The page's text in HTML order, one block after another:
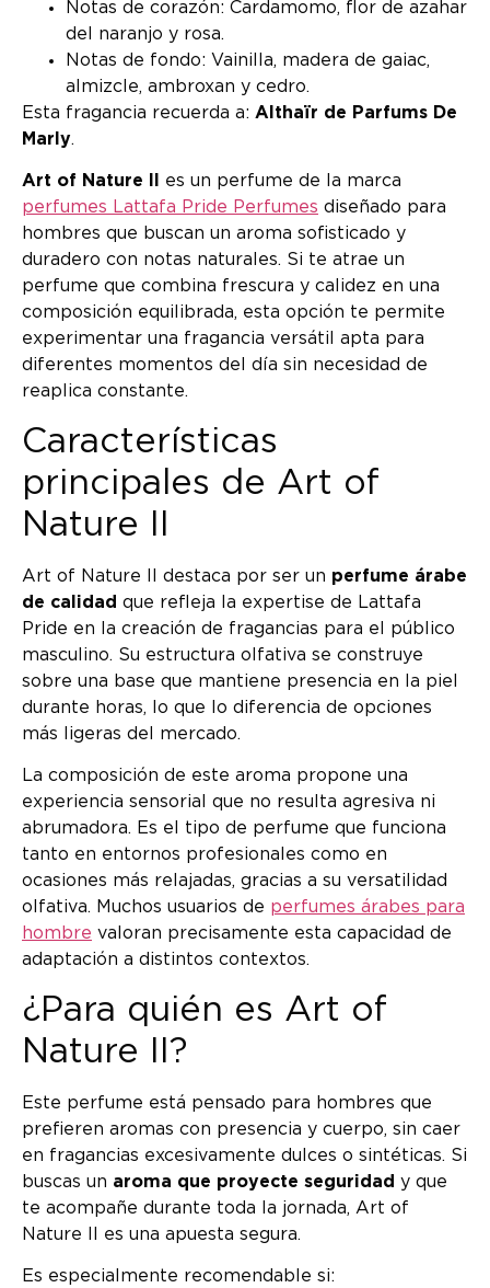
Notas de corazón: Cardamomo, flor de azahar
del naranjo y rosa.
Notas de fondo: Vainilla, madera de gaiac,
almizcle, ambroxan y cedro.
Esta fragancia recuerda a: Althaïr de Parfums De
Marly.
Art of Nature II
es un perfume de la marca
perfumes Lattafa Pride Perfumes diseñado para
hombres que buscan un aroma sofisticado y
duradero con notas naturales. Si te atrae un
perfume que combina frescura y calidez en una
composición equilibrada, esta opción te permite
experimentar una fragancia versátil apta para
diferentes momentos del día sin necesidad de
reaplica constante.
Características
principales de Art of
Nature II
Art of Nature II destaca por ser un perfume árabe
de calidad que refleja la expertise de Lattafa
Pride en la creación de fragancias para el público
masculino. Su estructura olfativa se construye
sobre una base que mantiene presencia en la piel
durante horas, lo que lo diferencia de opciones
más ligeras del mercado.
La composición de este aroma propone una
experiencia sensorial que no resulta agresiva ni
abrumadora. Es el tipo de perfume que funciona
tanto en entornos profesionales como en
ocasiones más relajadas, gracias a su versatilidad
olfativa. Muchos usuarios de perfumes árabes para
hombre valoran precisamente esta capacidad de
adaptación a distintos contextos.
¿Para quién es Art of
Nature II?
Este perfume está pensado para hombres que
prefieren aromas con presencia y cuerpo, sin caer
en fragancias excesivamente dulces o sintéticas. Si
buscas un aroma que proyecte seguridad y que
te acompañe durante toda la jornada, Art of
Nature II es una apuesta segura.
Es especialmente recomendable si: